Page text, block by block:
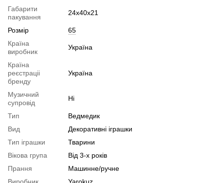
Габарити
пакування
24х40х21
Розмір
65
Країна
виробник
Україна
Країна
реєстраціі
бренду
Україна
Музичний
супровід
Ні
Тип
Ведмедик
Вид
Декоративні іграшки
Тип іграшки
Тварини
Вікова група
Від 3-х років
Прання
Машинне/ручне
Виробник
Yarokuz